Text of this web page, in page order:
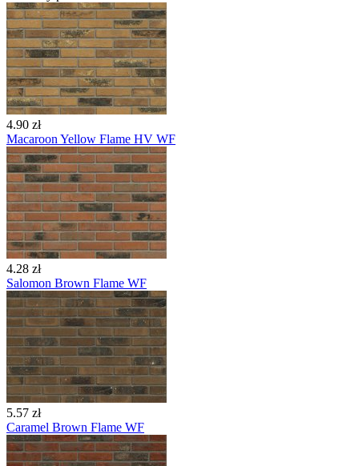
4.90 zł
Macaroon Yellow Flame HV WF
4.28 zł
Salomon Brown Flame WF
5.57 zł
Caramel Brown Flame WF